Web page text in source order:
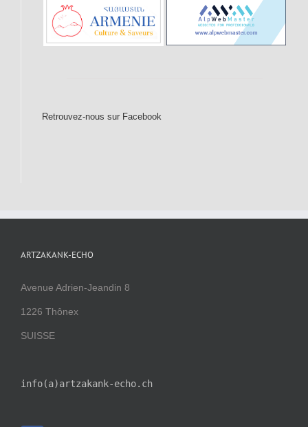
Retrouvez-nous sur Facebook
ARTZAKANK-ECHO
Avenue Adrien-Jeandin 8
1226 Thônex
SUISSE
info(a)artzakank-echo.ch